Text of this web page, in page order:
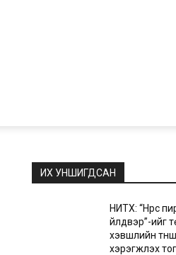
ИХ УНШИГДСАН
НИТХ: “Нүүрс
үйлдвэр”-ийг
хэвшлийн
хэрэгжүүлэх